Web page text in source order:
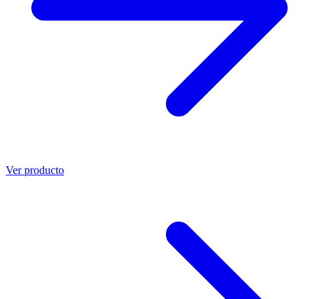
Ver producto